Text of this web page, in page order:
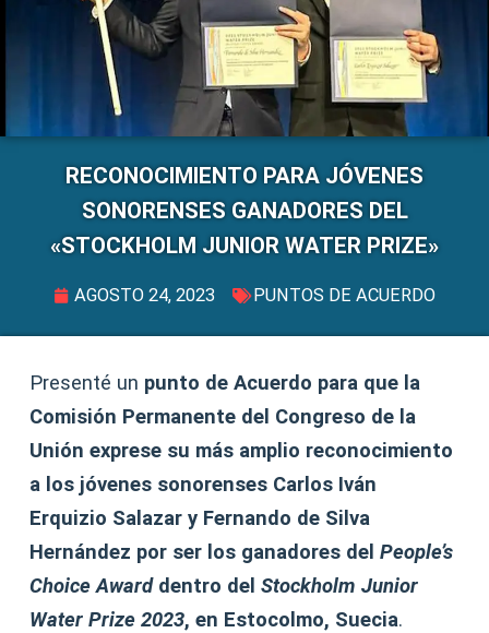
RECONOCIMIENTO PARA JÓVENES
SONORENSES GANADORES DEL
«STOCKHOLM JUNIOR WATER PRIZE»
AGOSTO 24, 2023 PUNTOS DE ACUERDO
Presenté un punto de Acuerdo para que la
Comisión Permanente del Congreso de la
Unión exprese su más amplio reconocimiento
a los jóvenes sonorenses Carlos Iván
Erquizio Salazar y Fernando de Silva
Hernández por ser los ganadores delPeople’s
Choice Awarddentro delStockholm Junior
Water Prize 2023, en Estocolmo, Suecia.